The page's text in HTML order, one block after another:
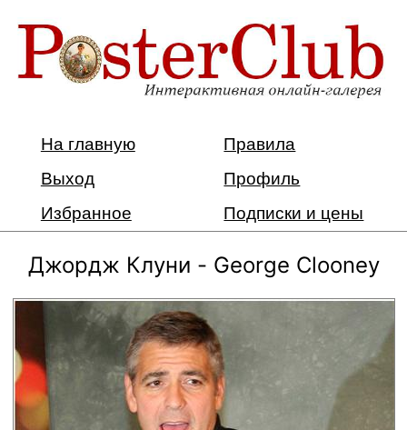
На главную
Правила
Выход
Профиль
Избранное
Подписки и цены
Джордж Клуни - George Clooney